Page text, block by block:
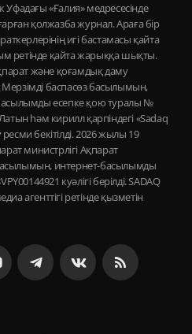
қолжазба журнал. Араға бір
игі бастамасы қайта
ретінде қайта жарыққа шықты.
және қоғамдық даму
Мерзімді баспасөз басылымын,
басылымды есепке қою туралы №
Латын һәм кирилл қарпіндегі «Sadaq
бекітілді. 2026 жылы 19
министрлігі Ақпарат
интернет-басылымды
куәлігі берілді. SADAQ
агенттігі ретінде қызметін